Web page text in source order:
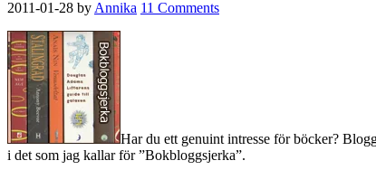
2011-01-28 by Annika 11 Comments
Har du ett genuint intresse för böcker?
i det som jag kallar för ”Bokbloggsjerka”.